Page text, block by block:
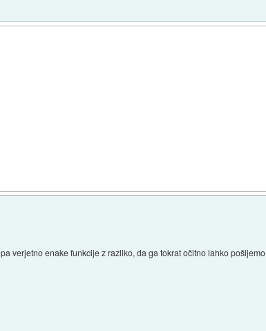
verjetno enake funkcije z razliko, da ga tokrat očitno lahko pošljemo